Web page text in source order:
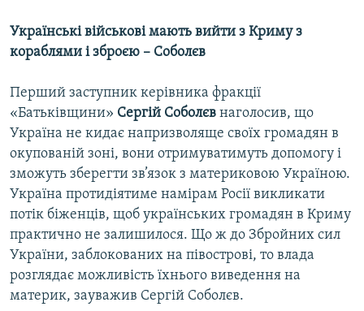
Українські військові мають вийти з Криму з
кораблями і зброєю – Соболєв
Перший заступник керівника фракції
«Батьківщини» Сергій Соболєв наголосив, що
Україна не кидає напризволяще своїх громадян в
окупованій зоні, вони отримуватимуть допомогу і
зможуть зберегти зв’язок з материковою Україною.
Україна протидіятиме намірам Росії викликати
потік біженців, щоб українських громадян в Криму
практично не залишилося. Що ж до Збройних сил
України, заблокованих на півострові, то влада
розглядає можливість їхнього виведення на
материк, зауважив Сергій Соболєв.